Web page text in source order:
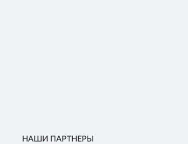
НАШИ ПАРТНЕРЫ